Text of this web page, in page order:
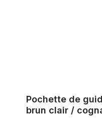
Pochette de
brun clair /